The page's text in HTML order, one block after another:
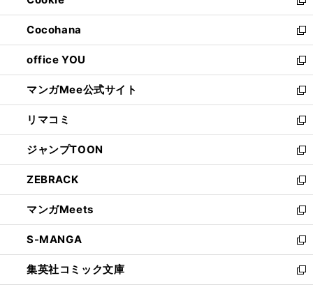
開
く
ウ
で
開
く
ン
ド
ウ
で
開
く
新
し
い
ウ
ィ
ン
ド
ウ
で
開
く
Cocohana
新
し
い
ウ
ィ
ン
ド
ウ
で
開
く
office YOU
新
し
い
ウ
ィ
ン
ド
ウ
で
開
く
マンガMee公式サイト
新
し
い
ウ
ィ
ン
ド
ウ
で
開
く
リマコミ
新
し
い
ウ
ィ
ン
ド
ウ
で
開
く
ジャンプTOON
新
し
い
ウ
ィ
ン
ド
ウ
で
開
ZEBRACK
新
し
い
ウ
ィ
ン
ド
ウ
マンガMeets
新
し
い
ウ
ィ
ン
S-MANGA
新
し
い
ウ
集英社コミック文庫
新
し